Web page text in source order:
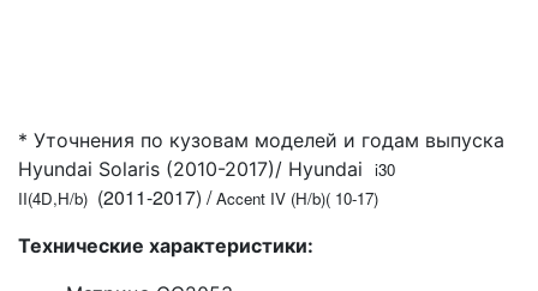
* Уточнения по кузовам моделей и годам выпуска
Hyundai Solaris (2010-2017)/ Hyundai i30
II(4D,H/b) (2011-2017) /Accent IV (H/b)( 10-17)
Технические характеристики: